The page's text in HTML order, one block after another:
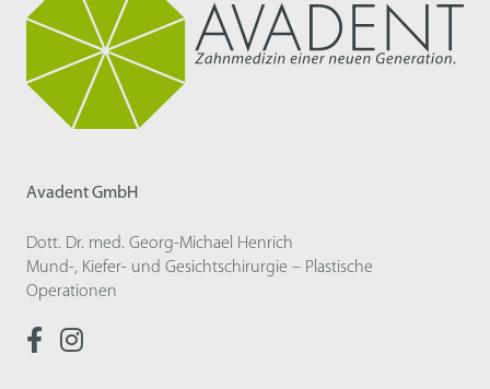
Avadent GmbH
Dott. Dr. med. Georg-Michael Henrich
Mund-, Kiefer- und Gesichtschirurgie – Plastische
Operationen